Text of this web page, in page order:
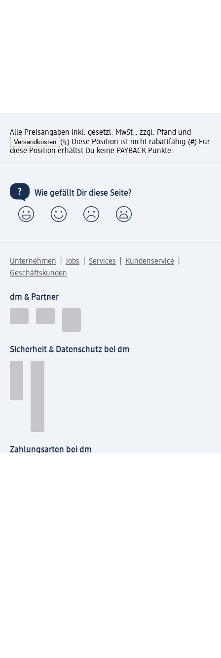
Alle Preisangaben inkl. gesetzl. MwSt., zzgl. Pfand und
Versandkosten (§) Diese Position ist nicht rabattfähig.(#) Für
diese Position erhältst Du keine PAYBACK Punkte.
Wie gefällt Dir diese Seite?
Unternehmen Jobs Services
Kundenservice
Geschäftskunden
dm & Partner
Sicherheit & Datenschutz bei dm
Zahlungsarten bei dm